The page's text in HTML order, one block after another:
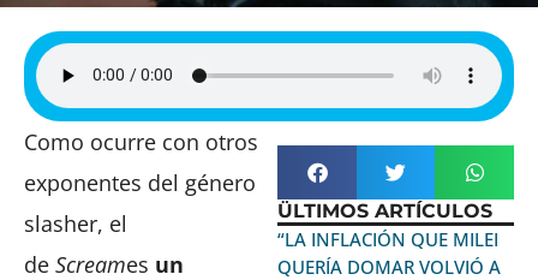
Como ocurre con otros
exponentes del género
slasher, el
de Screames un
ÜLTIMOS ARTÍCULOS
“LA INFLACIÓN QUE MILEI
QUERÍA DOMAR VOLVIÓ A